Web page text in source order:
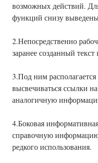
возможных действий.
функций снизу
2.Непосредственно
заранее созданный
3.Под ним располагается
высвечиваться ссылки
аналогичную
4.Боковая
справочную
редкого использования.